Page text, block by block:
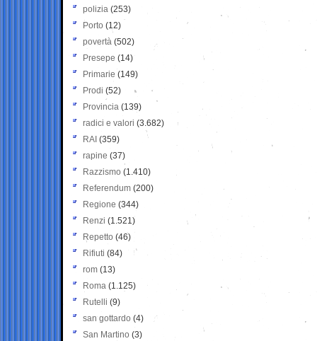
polizia (253)
Porto (12)
povertà (502)
Presepe (14)
Primarie (149)
Prodi (52)
Provincia (139)
radici e valori (3.682)
RAI (359)
rapine (37)
Razzismo (1.410)
Referendum (200)
Regione (344)
Renzi (1.521)
Repetto (46)
Rifiuti (84)
rom (13)
Roma (1.125)
Rutelli (9)
san gottardo (4)
San Martino (3)